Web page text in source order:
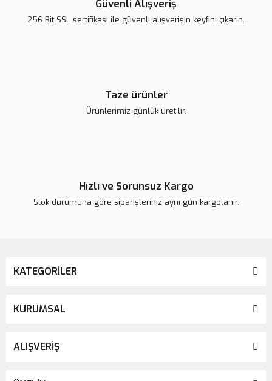
Güvenli Alışveriş
256 Bit SSL sertifikası ile güvenli alışverişin keyfini çıkarın.
Taze ürünler
Ürünlerimiz günlük üretilir.
Hızlı ve Sorunsuz Kargo
Stok durumuna göre siparişleriniz aynı gün kargolanır.
KATEGORİLER
KURUMSAL
ALIŞVERİŞ